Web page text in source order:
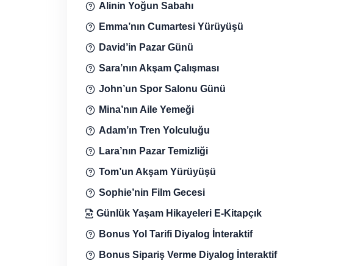
Alinin Yoğun Sabahı
Emma’nın Cumartesi Yürüyüşü
David’in Pazar Günü
Sara’nın Akşam Çalışması
John’un Spor Salonu Günü
Mina’nın Aile Yemeği
Adam’ın Tren Yolculuğu
Lara’nın Pazar Temizliği
Tom’un Akşam Yürüyüşü
Sophie’nin Film Gecesi
Günlük Yaşam Hikayeleri E-Kitapçık
Bonus Yol Tarifi Diyalog İnteraktif
Bonus Sipariş Verme Diyalog İnteraktif